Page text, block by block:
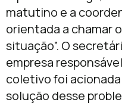
matutino e a
orientada a chamar
situação”. O
empresa
coletivo foi
solução desse